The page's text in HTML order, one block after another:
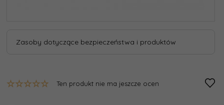
Zasoby dotyczące bezpieczeństwa i produktów
Ten produkt nie ma jeszcze ocen